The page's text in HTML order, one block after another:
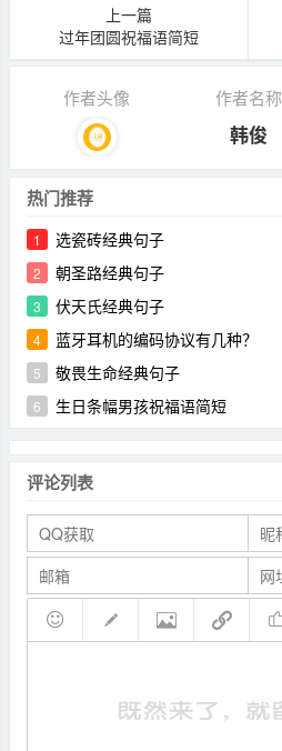
上一篇
过年团圆祝福语简短
作者头像 作者名称
韩俊
热门推荐
1 选瓷砖经典句子
2 朝圣路经典句子
3 伏天氏经典句子
4 蓝牙耳机的编码协议有几种？
5 敬畏生命经典句子
6 生日条幅男孩祝福语简短
评论列表